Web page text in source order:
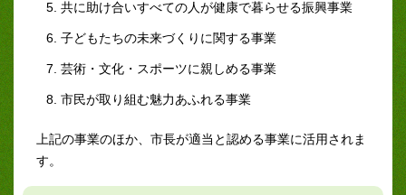
共に助け合いすべての人が健康で暮らせる振興事業
子どもたちの未来づくりに関する事業
芸術・文化・スポーツに親しめる事業
市民が取り組む魅力あふれる事業
上記の事業のほか、市長が適当と認める事業に活用されま
す。